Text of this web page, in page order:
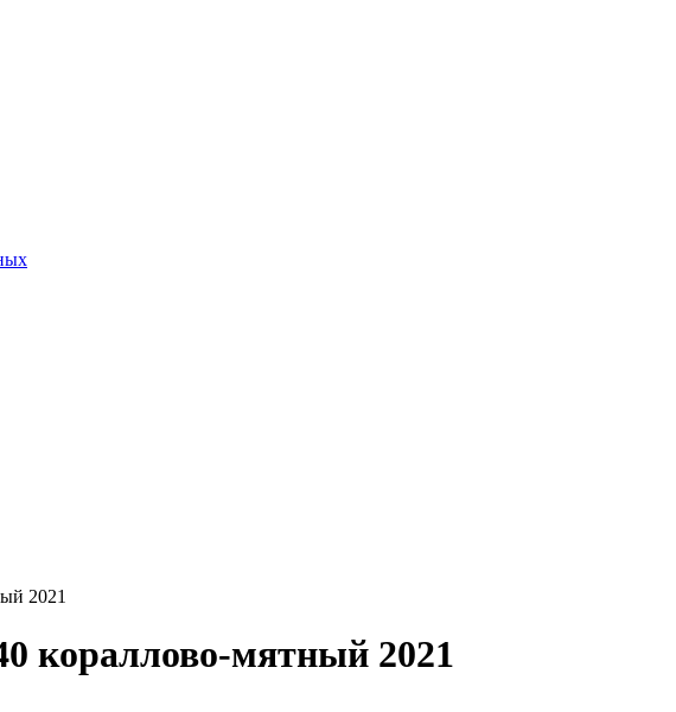
2021
кораллово-мятный 2021